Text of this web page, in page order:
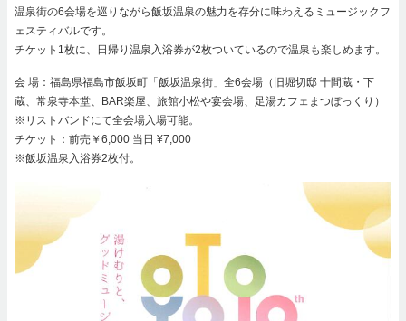
温泉街の6会場を巡りながら飯坂温泉の魅力を存分に味わえるミュージックフ
ェスティバルです。
チケット1枚に、日帰り温泉入浴券が2枚ついているので温泉も楽しめます。
会 場：福島県福島市飯坂町「飯坂温泉街」全6会場（旧堀切邸 十間蔵・下
蔵、常泉寺本堂、BAR楽屋、旅館小松や宴会場、足湯カフェまつぼっくり）
※リストバンドにて全会場入場可能。
チケット：前売￥6,000 当日 ¥7,000
※飯坂温泉入浴券2枚付。